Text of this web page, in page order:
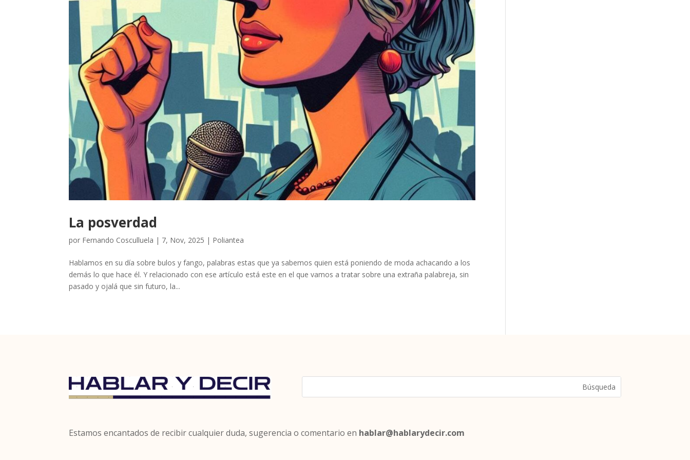
La posverdad
por Fernando Cosculluela | 7, Nov, 2025 | Poliantea
Hablamos en su día sobre bulos y fango, palabras estas que ya sabemos quien está poniendo de moda achacando a los
demás lo que hace él. Y relacionado con ese artículo está este en el que vamos a tratar sobre una extraña palabreja, sin
pasado y ojalá que sin futuro, la...
Estamos encantados de recibir cualquier duda, sugerencia o comentario en hablar@hablarydecir.com